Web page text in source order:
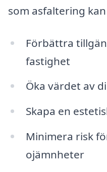
som asfaltering
Förbättra
fastighet
Öka värdet av
Skapa en
Minimera risk
ojämnheter